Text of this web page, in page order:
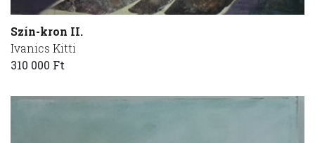
Szín-kron II.
Ivanics Kitti
310 000 Ft